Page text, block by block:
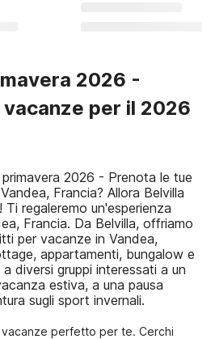
2026 -
per il 2026
2026 - Prenota le tue
Francia? Allora Belvilla
regaleremo un'esperienza
Francia. Da Belvilla, offriamo
per vacanze in Vandea,
appartamenti, bungalow e
diversi gruppi interessati a un
estiva, a una pausa
sugli sport invernali.
perfetto per te. Cerchi